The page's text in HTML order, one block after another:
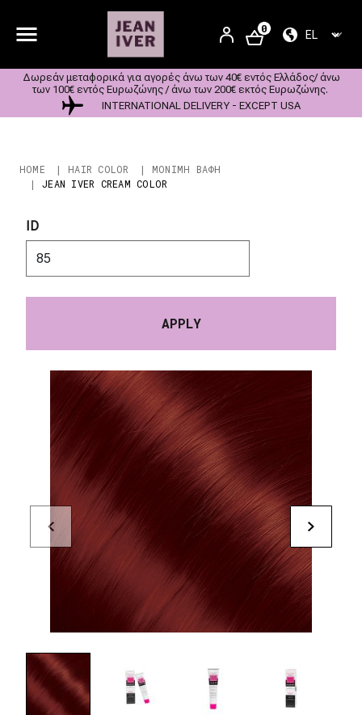
Παράκαμψη προς το κυρίως περιεχόμενο
User account
SIGN
0 SELECT
Δωρεάν μεταφορικά για αγορές άνω των 40€ εντός Ελλάδος/ άνω
των 100€ εντός Ευρωζώνης / άνω των 200€ εκτός Ευρωζώνης.
INTERNATIONAL DELIVERY - EXCEPT USA
Breadcrumb
HOME HAIR COLOR
ΜΟΝΙΜΗ ΒΑΦΗ
JEAN IVER CREAM COLOR
ID